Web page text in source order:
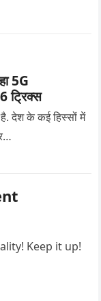
5G
ट्रिक्स
देश के कई हिस्सों में
Keep it up!